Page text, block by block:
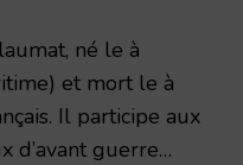
né le à
et mort le à
Il participe aux
d’avant guerre…